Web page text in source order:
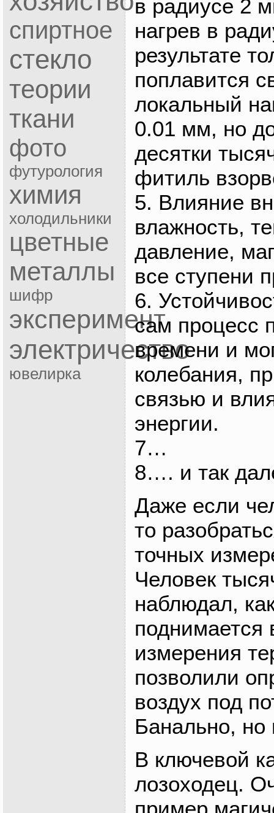
спиртное
стекло
теории
ткани
фото
футурология
химия
холодильники
цветные
металлы
шифр
эксперимент
электричество
ювелирка
в радиусе 2
нагрев в
результате
поплавится
локальный
0.01 мм, но
десятки
фитиль
5. Влияние
влажность,
давление,
все ступени
6.
сам процесс
времени и
колебания,
связью и
энергии.
7…
8…. и так
Даже если
то
точных
Человек
наблюдал,
поднимается
измерения
позволили
воздух под
Банально, но
В ключевой
лозоходец.